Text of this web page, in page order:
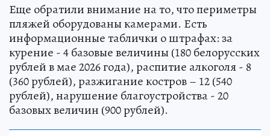
Еще обратили внимание на то, что периметры
пляжей оборудованы камерами. Есть
информационные таблички о штрафах: за
курение - 4 базовые величины (180 белорусских
рублей в мае 2026 года), распитие алкоголя - 8
(360 рублей), разжигание костров – 12 (540
рублей), нарушение благоустройства - 20
базовых величин (900 рублей).